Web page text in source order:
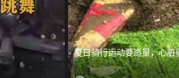
夏日骑行运动要适量，心